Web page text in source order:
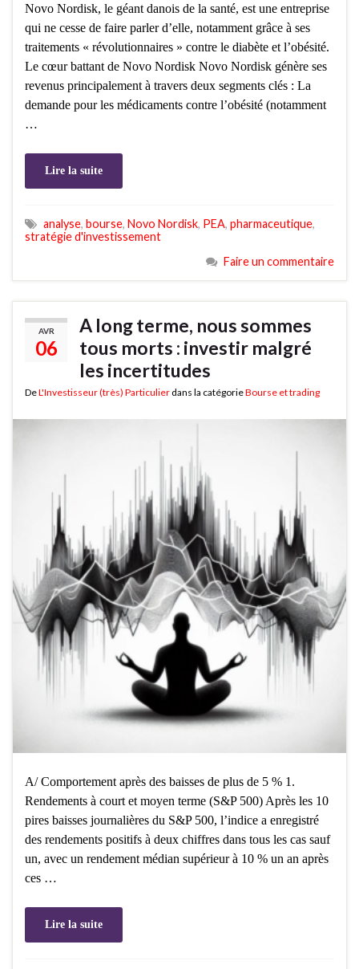
Novo Nordisk, le géant danois de la santé, est une entreprise
qui ne cesse de faire parler d’elle, notamment grâce à ses
traitements « révolutionnaires » contre le diabète et l’obésité.
Le cœur battant de Novo Nordisk Novo Nordisk génère ses
revenus principalement à travers deux segments clés : La
demande pour les médicaments contre l’obésité (notamment
…
Lire la suite
analyse, bourse, Novo Nordisk, PEA, pharmaceutique,
stratégie d'investissement
Faire un commentaire
AVR
06
A long terme, nous sommes
tous morts : investir malgré
les incertitudes
DeL'Investisseur (très) Particulier dans la catégorieBourse et trading
A/ Comportement après des baisses de plus de 5 % 1.
Rendements à court et moyen terme (S&P 500) Après les 10
pires baisses journalières du S&P 500, l’indice a enregistré
des rendements positifs à deux chiffres dans tous les cas sauf
un, avec un rendement médian supérieur à 10 % un an après
ces …
Lire la suite